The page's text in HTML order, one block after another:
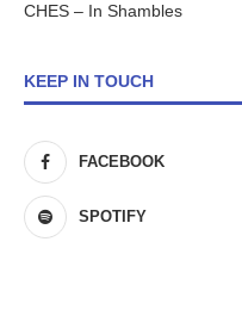
CHES – In Shambles
KEEP IN TOUCH
FACEBOOK
SPOTIFY